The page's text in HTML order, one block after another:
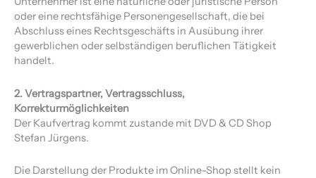
oder eine rechtsfähige Personengesellschaft, die bei
Abschluss eines Rechtsgeschäfts in Ausübung ihrer
gewerblichen oder selbständigen beruflichen Tätigkeit
handelt.
2. Vertragspartner, Vertragsschluss,
Korrekturmöglichkeiten
Der Kaufvertrag kommt zustande mit DVD & CD Shop
Stefan Jürgens.
Die Darstellung der Produkte im Online-Shop stellt kein